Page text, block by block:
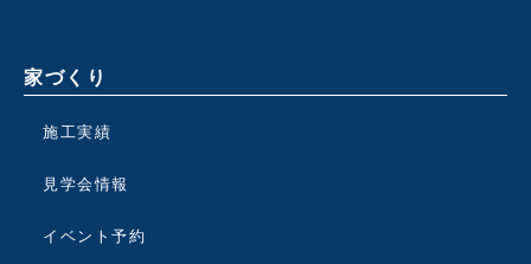
家づくり
施工実績
見学会情報
イベント予約